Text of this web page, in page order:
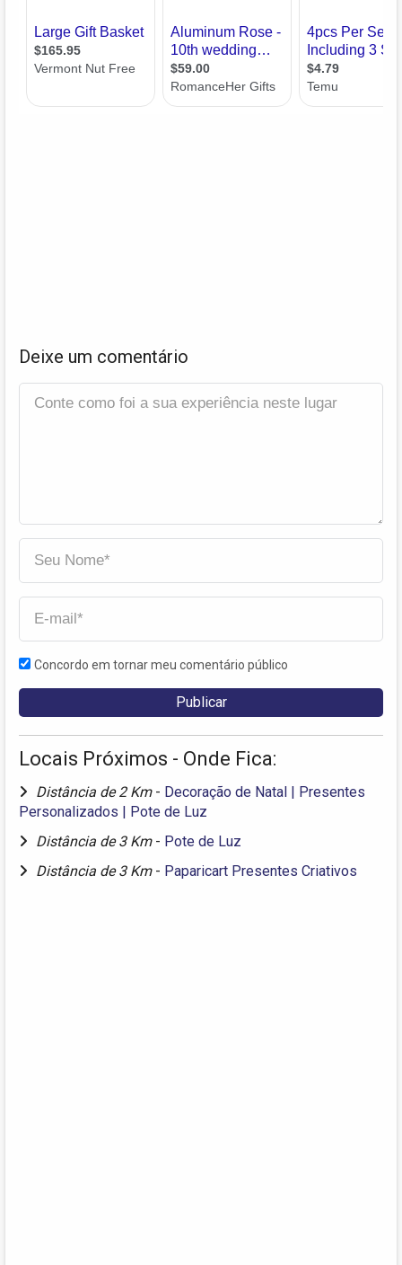
Deixe um comentário
Concordo em tornar meu comentário público
Locais Próximos - Onde Fica:
Distância de 2 Km - Decoração de Natal | Presentes
Personalizados | Pote de Luz
Distância de 3 Km - Pote de Luz
Distância de 3 Km - Paparicart Presentes Criativos